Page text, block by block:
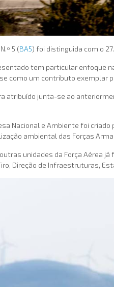
5 (BA5) foi distinguida com o
tem particular enfoque
como um contributo exemplar
atribuído junta-se ao
Nacional e Ambiente foi
ambiental das Forças
unidades da Força Aérea
Direção de Infraestruturas,